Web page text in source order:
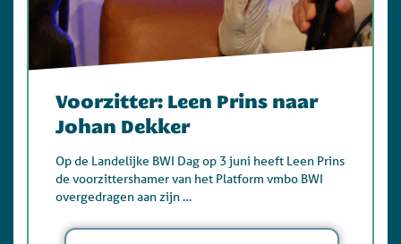
Voorzitter: Leen Prins naar
Johan Dekker
Op de Landelijke BWI Dag op 3 juni heeft Leen Prins
de voorzittershamer van het Platform vmbo BWI
overgedragen aan zijn …